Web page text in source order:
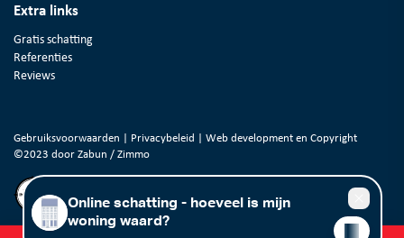
Extra links
Gratis schatting
Referenties
Reviews
Gebruiksvoorwaarden | Privacybeleid | Web development en Copyright
©2023 doorZabun /Zimmo